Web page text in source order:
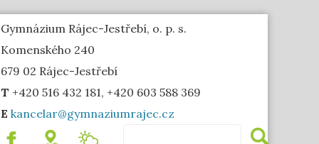
Gymnázium Rájec-Jestřebí, o. p. s.
Komenského 240
679 02 Rájec-Jestřebí
T +420 516 432 181, +420 603 588 369
E kancelar@gymnaziumrajec.cz
.
mapa Meteostanice